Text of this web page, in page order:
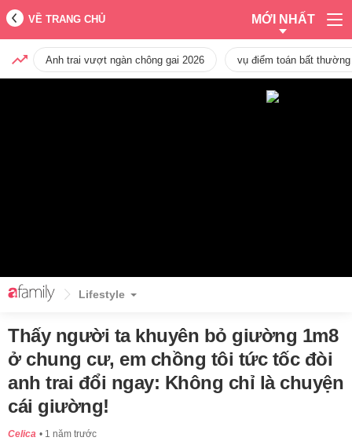
VỀ TRANG CHỦ MỚI NHẤT
Anh trai vượt ngàn chông gai 2026 vụ điểm toán bất
Lifestyle
Thấy người ta khuyên bỏ giường 1m8
ở chung cư, em chồng tôi tức tốc đòi
anh trai đổi ngay: Không chỉ là chuyện
cái giường!
Celica 1 năm trước